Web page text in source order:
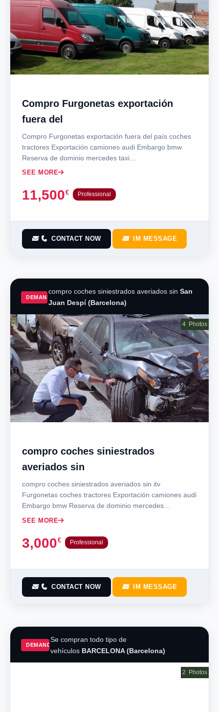
Compro Furgonetas exportación
fuera del
Compro Furgonetas exportación fuera del país coches
tractores Exportación camiones audi Embargo bmw
Reserva de dominio mercedes taxi…
SEE MORE
11,500€ Professional
CONTACT NOW IM MESSAGE
DEMAND
compro coches siniestrados averiados sin San
Juan Despí (Barcelona)
compro coches siniestrados
averiados sin
compro coches siniestrados averiados sin itv
Furgonetas coches tractores Exportación camiones audi
Embargo bmw Reserva de dominio mercedes…
SEE MORE
3,000€ Professional
4 Photos
CONTACT NOW IM MESSAGE
DEMAND
Se compran todo tipo de
vehículos BARCELONA (Barcelona)
2 Photos